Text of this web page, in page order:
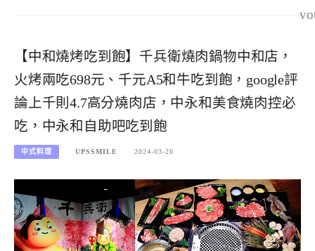
【中和燒烤吃到飽】千兵衛燒肉鍋物中和店，
火烤兩吃698元、千元A5和牛吃到飽，google評
論上千則4.7高分燒肉店，中永和美食燒肉控必
吃，中永和自助吧吃到飽
中式料理 UPSSMILE 2024-03-20